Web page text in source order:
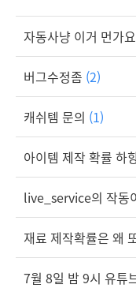
자동사냥 이거 먼가요
버그수정좀 (2)
캐쉬템 문의 (1)
아이템 제작 확률 하
live_service의 작동
재료 제작확률은 왜
7월 8일 밤 9시 유튜